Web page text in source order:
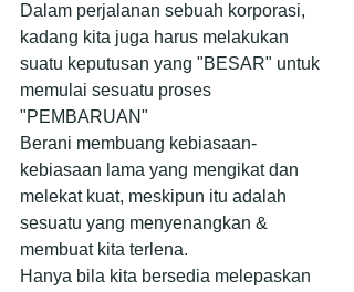
Dalam perjalanan sebuah korporasi,
kadang kita juga harus melakukan
suatu keputusan yang "BESAR" untuk
memulai sesuatu proses
"PEMBARUAN"
Berani membuang kebiasaan-
kebiasaan lama yang mengikat dan
melekat kuat, meskipun itu adalah
sesuatu yang menyenangkan &
membuat kita terlena.
Hanya bila kita bersedia melepaskan